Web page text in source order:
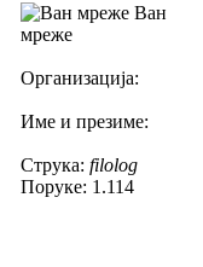
Ван
мреже
Организација:
Име и презиме:
Струка: filolog
Поруке: 1.114